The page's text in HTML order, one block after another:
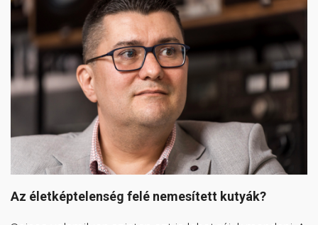
Az életképtelenség felé nemesített kutyák?